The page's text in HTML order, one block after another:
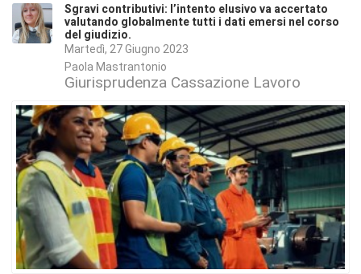
Sgravi contributivi: l’intento elusivo va accertato
valutando globalmente tutti i dati emersi nel corso
del giudizio.
Martedì, 27 Giugno 2023
Paola Mastrantonio
Giurisprudenza Cassazione Lavoro